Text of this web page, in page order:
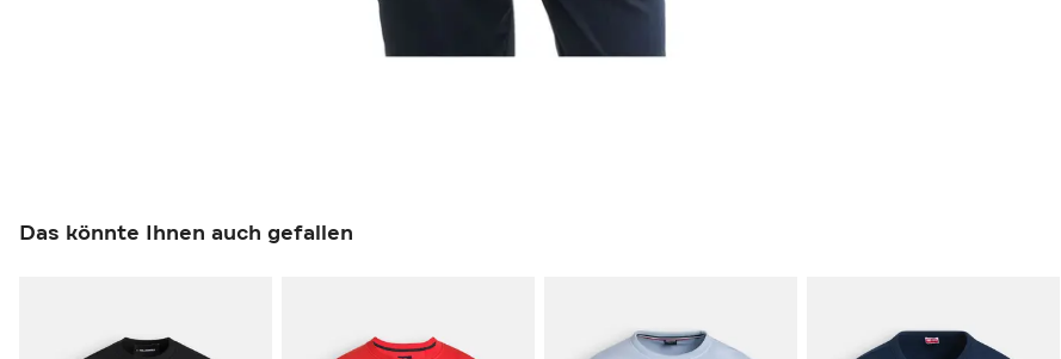
Das könnte Ihnen auch gefallen